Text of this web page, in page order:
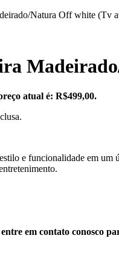
Natura Off white (Tv
atual é: R$499,00.
e funcionalidade em
em contato conosco